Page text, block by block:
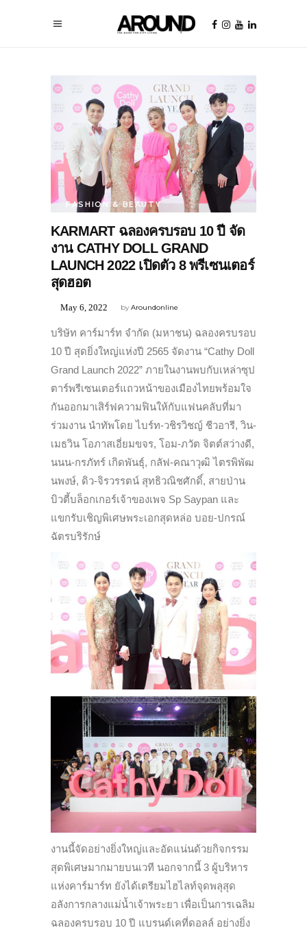
FASHION & BEAUTY
KARMART ฉลองครบรอบ 10 ปี จัด
งาน CATHY DOLL GRAND
LAUNCH 2022 เปิดตัว 8 พรีเซนเตอร์
สุดฮอต
byAroundonline
May 6, 2022
บริษัท คาร์มาร์ท จำกัด (มหาชน) ฉลองครบรอบ
10 ปี สุดยิ่งใหญ่แห่งปี 2565 จัดงาน “Cathy Doll
Grand Launch 2022” ภายในงานพบกับเหล่าซุป
ตาร์พรีเซนเตอร์แถวหน้าของเมืองไทยพร้อมใจ
กันออกมาเสิร์ฟความฟินให้กับแฟนคลับที่มา
ร่วมงาน นำทัพโดย ไบร์ท-วชิรวิชญ์ ชีวอารี, วิน-
เมธวิน โอภาสเอี่ยมขจร, โอม-ภวัต จิตต์สว่างดี,
นนน-กรภัทร์ เกิดพันธุ์, กลัฟ-คณาวุฒิ ไตรพิพัฒ
นพงษ์, ดิว-จิรวรรตน์ สุทธิวณิชศักดิ์, สายป่าน
บิวตี้บล็อกเกอร์เจ้าของเพจ Sp Saypan และ
แขกรับเชิญพิเศษพระเอกสุดหล่อ บอย-ปกรณ์
ฉัตรบริรักษ์
งานนี้จัดอย่างยิ่งใหญ่และอัดแน่นด้วยกิจกรรม
สุดพิเศษมากมายบนเวที นอกจากนี้ 3 ผู้บริหาร
แห่งคาร์มาร์ท ยังได้เตรียมไฮไลท์จุดพลุสุด
อลังการกลางแม่น้ำเจ้าพระยา เพื่อเป็นการเฉลิม
ฉลองครบรอบ 10 ปี แบรนด์เคที่ดอลล์ อย่างยิ่ง